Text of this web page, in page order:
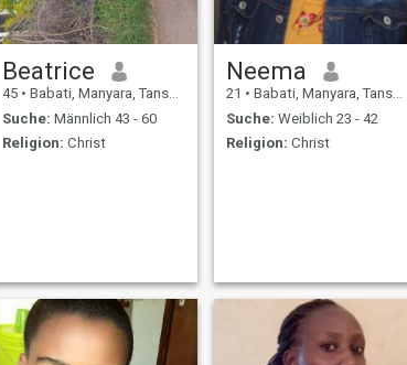
Beatrice
45 • Babati, Manyara, Tansania
Suche: Männlich 43 - 60
Religion: Christ
Neema
21 • Babati, Manyara, Tansania
Suche: Weiblich 23 - 42
Religion: Christ